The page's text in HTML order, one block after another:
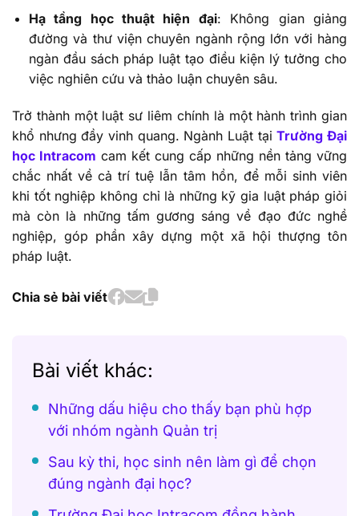
Hạ tầng học thuật hiện đại: Không gian giảng
đường và thư viện chuyên ngành rộng lớn với hàng
ngàn đầu sách pháp luật tạo điều kiện lý tưởng cho
việc nghiên cứu và thảo luận chuyên sâu.
Trở thành một luật sư liêm chính là một hành trình gian
khổ nhưng đầy vinh quang. Ngành Luật tạiTrường Đại
học Intracom cam kết cung cấp những nền tảng vững
chắc nhất về cả trí tuệ lẫn tâm hồn, để mỗi sinh viên
khi tốt nghiệp không chỉ là những kỹ gia luật pháp giỏi
mà còn là những tấm gương sáng về đạo đức nghề
nghiệp, góp phần xây dựng một xã hội thượng tôn
pháp luật.
Chia sẻ bài viết
Bài viết khác:
Những dấu hiệu cho thấy bạn phù hợp
với nhóm ngành Quản trị
Sau kỳ thi, học sinh nên làm gì để chọn
đúng ngành đại học?